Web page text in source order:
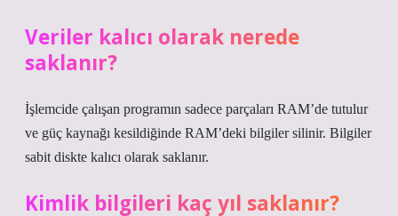
Veriler kalıcı olarak nerede
saklanır?
İşlemcide çalışan programın sadece parçaları RAM’de tutulur
ve güç kaynağı kesildiğinde RAM’deki bilgiler silinir. Bilgiler
sabit diskte kalıcı olarak saklanır.
Kimlik bilgileri kaç yıl saklanır?